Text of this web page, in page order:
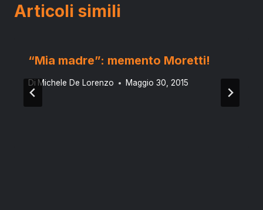
Articoli simili
“Mia madre”: memento Moretti!
Di Michele De Lorenzo Maggio 30, 2015